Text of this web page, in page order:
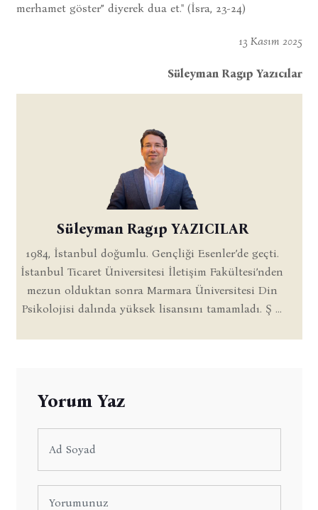
merhamet göster” diyerek dua et." (İsra, 23-24)
13 Kasım 2025
Süleyman Ragıp Yazıcılar
Süleyman Ragıp YAZICILAR
1984, İstanbul doğumlu. Gençliği Esenler’de geçti.
İstanbul Ticaret Üniversitesi İletişim Fakültesi’nden
mezun olduktan sonra Marmara Üniversitesi Din
Psikolojisi dalında yüksek lisansını tamamladı. Ş ...
Yorum Yaz